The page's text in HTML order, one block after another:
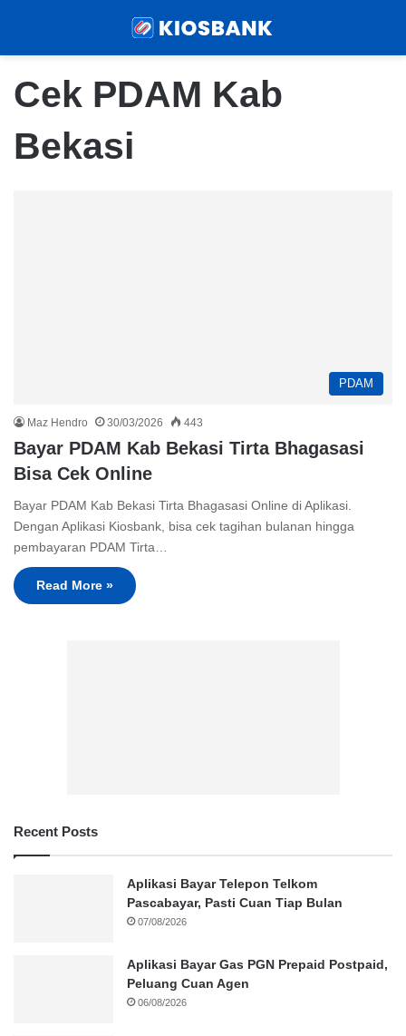
Cek PDAM Kab
Bekasi
PDAM
Maz Hendro 30/03/2026 443
Bayar PDAM Kab Bekasi Tirta Bhagasasi
Bisa Cek Online
Bayar PDAM Kab Bekasi Tirta Bhagasasi Online di Aplikasi.
Dengan Aplikasi Kiosbank, bisa cek tagihan bulanan hingga
pembayaran PDAM Tirta…
Read More »
Recent Posts
Aplikasi Bayar Telepon Telkom
Pascabayar, Pasti Cuan Tiap Bulan
07/08/2026
Aplikasi Bayar Gas PGN Prepaid Postpaid,
Peluang Cuan Agen
06/08/2026